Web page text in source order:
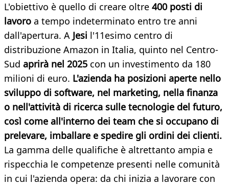
L'obiettivo è quello di creare oltre 400 posti di
lavoro a tempo indeterminato entro tre anni
dall'apertura. A Jesi l'11esimo centro di
distribuzione Amazon in Italia, quinto nel Centro-
Sud aprirà nel 2025 con un investimento da 180
milioni di euro. L'azienda ha posizioni aperte nello
sviluppo di software, nel marketing, nella finanza
o nell'attività di ricerca sulle tecnologie del futuro,
così come all'interno dei team che si occupano di
prelevare, imballare e spedire gli ordini dei clienti.
La gamma delle qualifiche è altrettanto ampia e
rispecchia le competenze presenti nelle comunità
in cui l'azienda opera: da chi inizia a lavorare con